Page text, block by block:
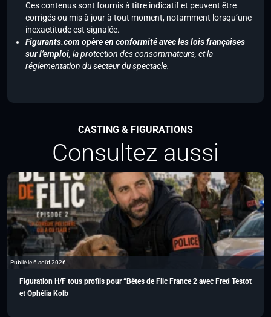
Ces contenus sont fournis à titre indicatif et peuvent être
corrigés ou mis à jour à tout moment, notamment lorsqu’une
inexactitude est signalée.
Figurants.com opère en conformité avec les lois françaises
sur l’emploi, la protection des consommateurs, et la
réglementation du secteur du spectacle.
CASTING & FIGURATIONS
Consultez aussi
Publié le 6 août 2026
Figuration H/F tous profils pour “Bêtes de Flic France 2 avec Fred Testot
et Ophélia Kolb